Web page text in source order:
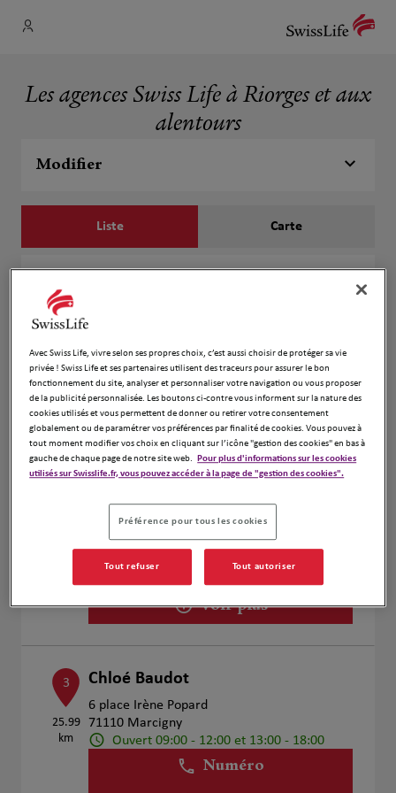
Les agences Swiss Life à Riorges et aux
alentours
Modifier
Liste Carte
1
2.72 km
Ouvert 09:00 - 12:00 et 13:00 - 18:00
Numéro
Voir plus
Julien COLOMBA
2 Rue de Saint Roch
42300 Roanne
Fermé actuellement
Numéro
Voir plus
3
25.99
km
Chloé Baudot
6 place Irène Popard
71110 Marcigny
Ouvert 09:00 - 12:00 et 13:00 - 18:00
Numéro
Avec Swiss Life, vivre selon ses propres choix, c’est aussi choisir de protéger sa vie
privée ! Swiss Life et ses partenaires utilisent des traceurs pour assurer le bon
fonctionnement du site, analyser et personnaliser votre navigation ou vous proposer
de la publicité personnalisée. Les boutons ci-contre vous informent sur la nature des
cookies utilisés et vous permettent de donner ou retirer votre consentement
globalement ou de paramétrer vos préférences par finalité de cookies. Vous pouvez à
tout moment modifier vos choix en cliquant sur l’icône "gestion des cookies" en bas à
gauche de chaque page de notre site web. Pour plus d'informations sur les cookies
utilisés sur Swisslife.fr, vous pouvez accéder à la page de "gestion des cookies".
Préférence pour tous les cookies
Tout refuser Tout autoriser